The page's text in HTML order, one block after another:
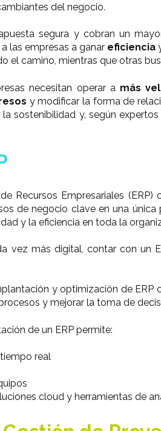
del negocio.
segura y cobran un
las empresas a ganar eficiencia
el camino, mientras que otras
necesitan operar a más
y modificar la forma de
sostenibilidad y, según
Recursos Empresariales (ERP)
de negocio clave en una
y la eficiencia en toda la
vez más digital, contar con un
y optimización de
y mejorar la toma de
de un ERP permite:
real
cloud y herramientas de